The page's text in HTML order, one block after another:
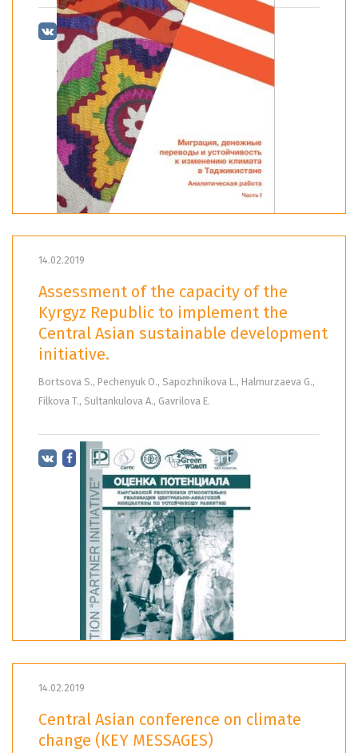
14.02.2019
Assessment of the capacity of the
Kyrgyz Republic to implement the
Central Asian sustainable development
initiative.
Bortsova S., Pechenyuk O., Sapozhnikova L., Halmurzaeva G.,
Filkova T., Sultankulova A., Gavrilova E.
14.02.2019
Central Asian conference on climate
change (KEY MESSAGES)